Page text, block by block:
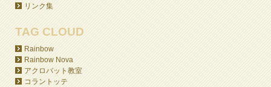
リンク集
TAG CLOUD
Rainbow
Rainbow Nova
アクロバット教室
コラントッテ